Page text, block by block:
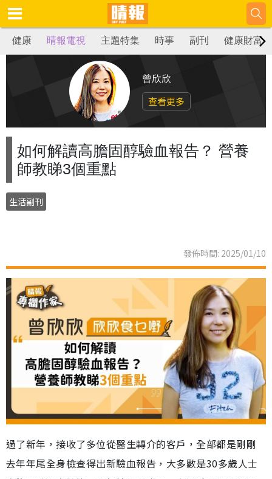
健康 晴報電視 主題特集 時事 副刊 健康財富
曾欣欣
查看更多
如何解讀高膽固醇驗血報告？ 營養
師教睇3個重點
生活副刊
發佈時間: 2025/01/10
過了新年，接收了多位從醫生轉介的客戶，全部都是剛剛
去年年尾全身檢查得出新驗血報告，大多數是30多歲人士